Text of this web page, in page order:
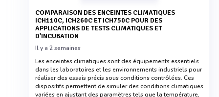
COMPARAISON DES ENCEINTES CLIMATIQUES
ICH110C, ICH260C ET ICH750C POUR DES
APPLICATIONS DE TESTS CLIMATIQUES ET
D'INCUBATION
Il y a 2 semaines
Les enceintes climatiques sont des équipements essentiels
dans les laboratoires et les environnements industriels pour
réaliser des essais précis sous conditions contrôlées. Ces
dispositifs permettent de simuler des conditions climatiques
variées en ajustant des paramètres tels que la température,